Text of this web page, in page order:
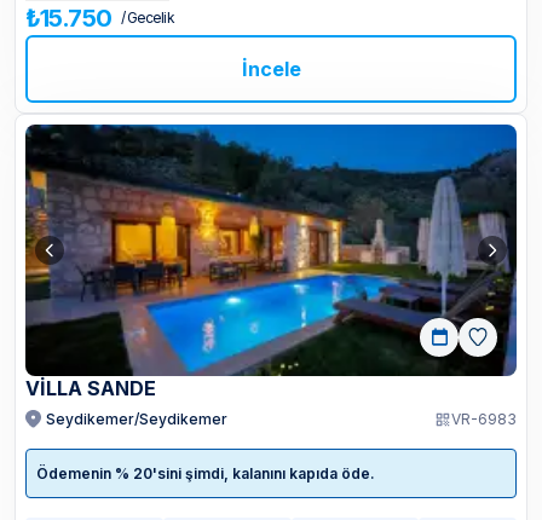
₺15.750 / Gecelik
İncele
VİLLA SANDE
Seydikemer/Seydikemer VR-6983
Ödemenin % 20'sini şimdi, kalanını kapıda öde.